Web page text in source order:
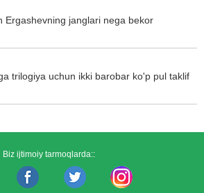
Ergashevning janglari nega bekor
trilogiya uchun ikki barobar ko'p pul taklif
Biz ijtimoiy tarmoqlarda::